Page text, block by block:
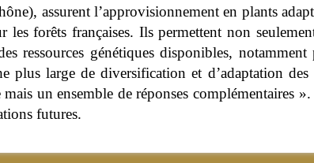
assurent l’approvisionnement en plants
forêts françaises. Ils permettent non
ressources génétiques disponibles,
plus large de diversification et d’adaptation
un ensemble de réponses complémentaires
futures.